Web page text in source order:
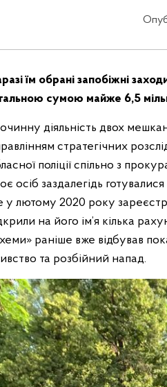
їм обрані запобіжні
сумою майже 6,5
діяльність двох
стратегічних
поліції спільно з
осіб заздалегідь
у лютому 2020 року
на його ім’я кілька
раніше вже відбував
та розбійний напад.